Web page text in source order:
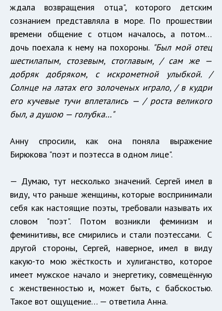
ждала возвращения отца", которого детским
сознанием представляла в море. По прошествии
времени общение с отцом началось, а потом…
дочь поехала к нему на похороны. "Был мой отец
шестилапым, стозевым, стоглавым, / сам же —
добряк добряком, с искрометной улыбкой. /
Солнце на латах его золоченых играло, / в кудри
его кучевые тучи вплетались — / роста великого
был, а душою — голубка…"
Анну спросили, как она поняла выражение
Бирюкова "поэт и поэтесса в одном лице".
— Думаю, тут несколько значений. Сергей имел в
виду, что раньше женщины, которые воспринимали
себя как настоящие поэты, требовали называть их
словом "поэт". Потом возникли феминизм и
феминитивы, все смирились и стали поэтессами. С
другой стороны, Сергей, наверное, имел в виду
какую-то мою жёсткость и хулиганство, которое
имеет мужское начало и энергетику, совмещённую
с женственностью и, может быть, с бабскостью.
Такое вот ощущение… — ответила Анна.